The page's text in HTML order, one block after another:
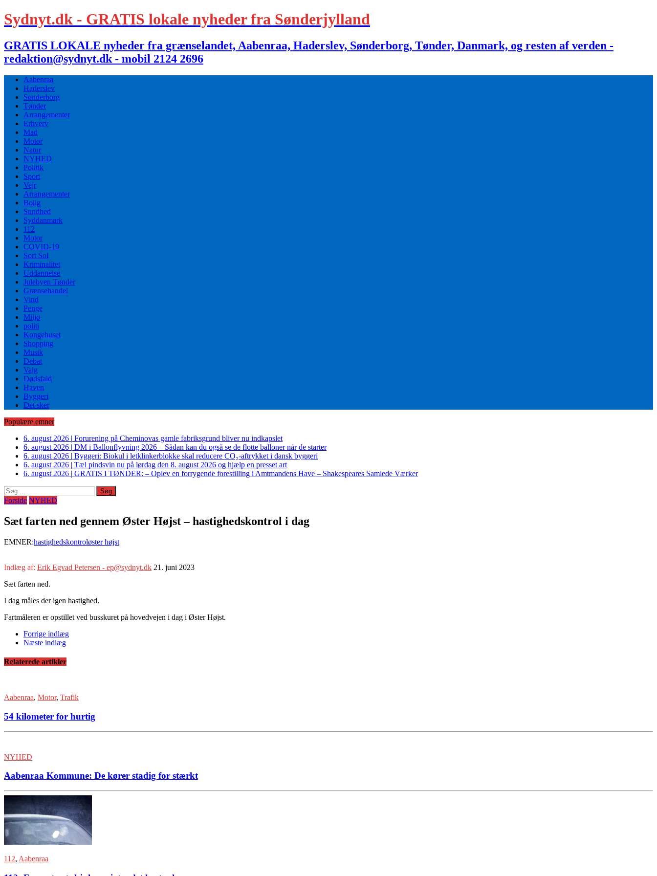
Sydnyt.dk - GRATIS lokale nyheder fra Sønderjylland
GRATIS LOKALE nyheder fra grænselandet, Aabenraa, Haderslev, Sønderborg, Tønder, Danmark, og resten af verden -
redaktion@sydnyt.dk - mobil 2124 2696
Aabenraa
Haderslev
Sønderborg
Tønder
Arrangementer
Erhverv
Mad
Motor
Natur
NYHED
Politik
Sport
Vejr
Arrangementer
Bolig
Sundhed
Syddanmark
112
Motor
COVID-19
Sort Sol
Kriminalitet
Uddannelse
Julebyen Tønder
Grænsehandel
Vind
Penge
Miljø
politi
Kongehuset
Shopping
Musik
Debat
Valg
Dødsfald
Haven
Byggeri
Det sker
Populære emner
6. august 2026 | Forurening på Cheminovas gamle fabriksgrund bliver nu indkapslet
6. august 2026 | DM i Ballonflyvning 2026 – Sådan kan du også se de flotte balloner når de starter
6. august 2026 | Byggeri: Biokul i letklinkerblokke skal reducere CO₂-aftrykket i dansk byggeri
6. august 2026 | Tæl pindsvin nu på lørdag den 8. august 2026 og hjælp en presset art
6. august 2026 | GRATIS I TØNDER: – Oplev en forrygende forestilling i Amtmandens Have – Shakespeares Samlede Værker
Søg
efter:
Forside NYHED
Sæt farten ned gennem Øster Højst – hastighedskontrol i dag
EMNER:hastighedskontroløster højst
Indlæg af: Erik Egvad Petersen - ep@sydnyt.dk 21. juni 2023
Sæt farten ned.
I dag måles der igen hastighed.
Fartmåleren er opstillet ved busskuret på hovedvejen i dag i Øster Højst.
Forrige indlæg
Næste indlæg
Relaterede artikler
Aabenraa, Motor, Trafik
54 kilometer for hurtig
NYHED
Aabenraa Kommune: De kører stadig for stærkt
112, Aabenraa